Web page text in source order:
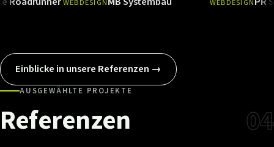
WEBDESIGN Ansehen→ WEBDESIGN Ansehen
Einblicke in unsere Referenzen →
AUSGEWÄHLTE PROJEKTE
Referenzen 04